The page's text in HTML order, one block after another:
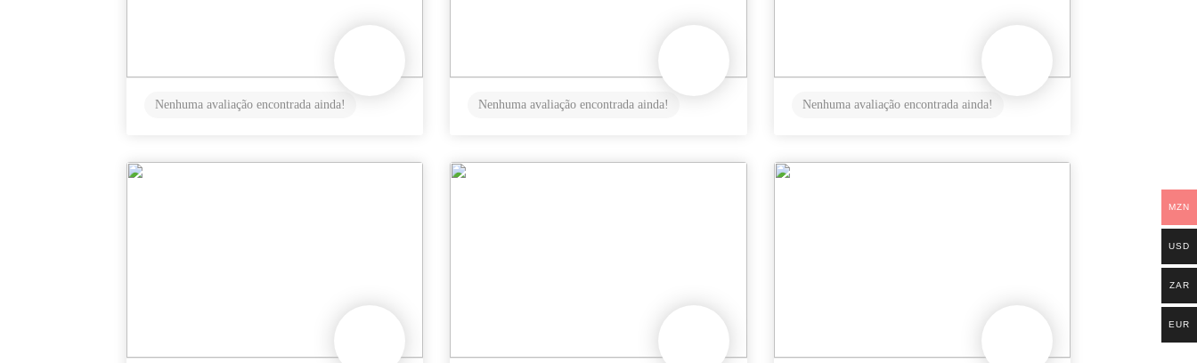
Nenhuma avaliação encontrada ainda! Nenhuma avaliação encontrada ainda! Nenhuma avaliação encontrada ainda!
MZN
USD
ZAR
EUR